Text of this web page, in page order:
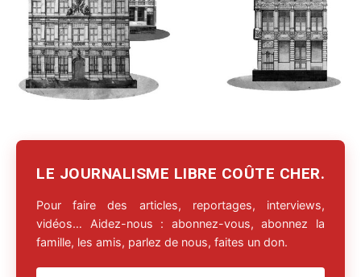
LE JOURNALISME LIBRE COÛTE CHER.
Pour faire des articles, reportages, interviews,
vidéos… Aidez-nous : abonnez-vous, abonnez la
famille, les amis, parlez de nous, faites un don.